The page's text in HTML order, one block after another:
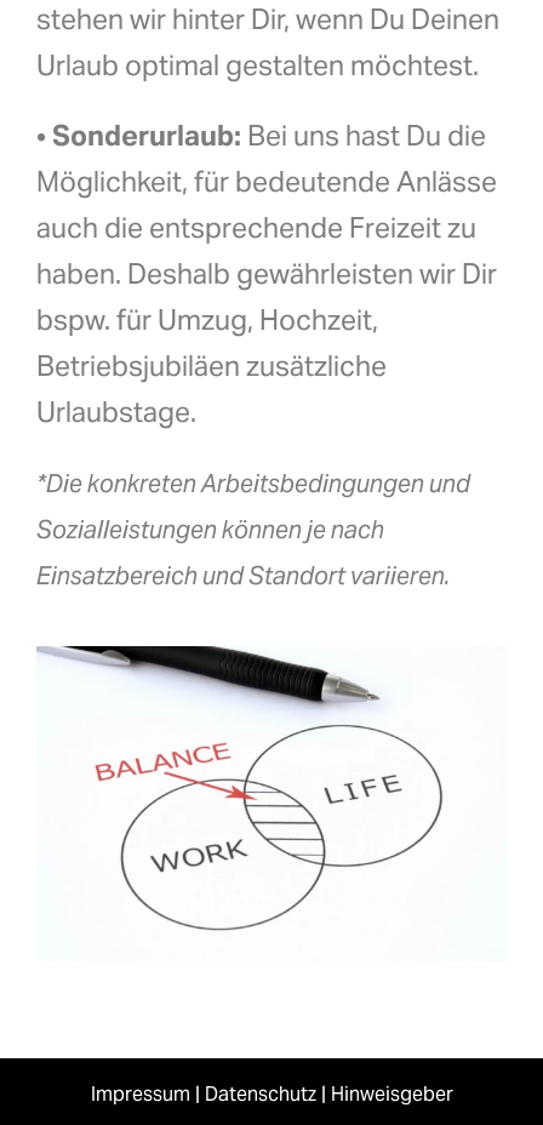
stehen wir hinter Dir, wenn Du Deinen
Urlaub optimal gestalten möchtest.
• Sonderurlaub: Bei uns hast Du die
Möglichkeit, für bedeutende Anlässe
auch die entsprechende Freizeit zu
haben. Deshalb gewährleisten wir Dir
bspw. für Umzug, Hochzeit,
Betriebsjubiläen zusätzliche
Urlaubstage.
*Die konkreten Arbeitsbedingungen und
Sozialleistungen können je nach
Einsatzbereich und Standort variieren.
Impressum | Datenschutz| Hinweisgeber